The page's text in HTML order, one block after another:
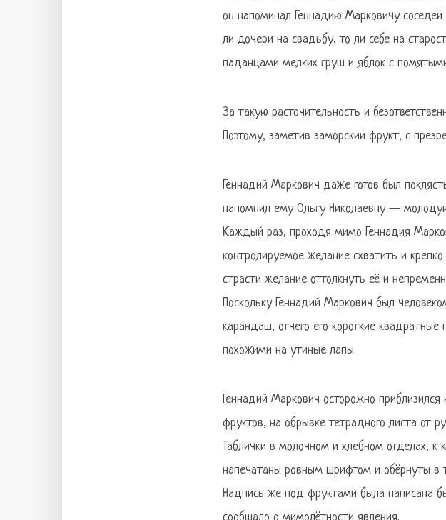
он напоминал Геннадию Марковичу
ли дочери на свадьбу, то ли себе на
паданцами мелких груш и яблок с
За такую расточительность и
Поэтому, заметив заморский фрукт, с
Геннадий Маркович даже готов был
напомнил ему Ольгу Николаевну —
Каждый раз, проходя мимо Геннадия
контролируемое желание схватить и
страсти желание оттолкнуть её и
Поскольку Геннадий Маркович был
карандаш, отчего его короткие
похожими на утиные лапы.
Геннадий Маркович осторожно приблизился
фруктов, на обрывке тетрадного листа от
Таблички в молочном и хлебном отделах,
напечатаны ровным шрифтом и обёрнуты в
Надпись же под фруктами была написана